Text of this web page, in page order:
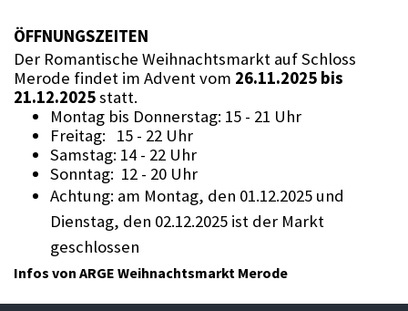
ÖFFNUNGSZEITEN
Der Romantische Weihnachtsmarkt auf Schloss
Merode findet im Advent vom 26.11.2025 bis
21.12.2025statt.
Montag bis Donnerstag: 15 - 21 Uhr
Freitag: 15 - 22 Uhr
Samstag: 14 - 22 Uhr
Sonntag: 12 - 20 Uhr
Achtung: am Montag, den 01.12.2025 und
Dienstag, den 02.12.2025 ist der Markt
geschlossen
Infos von ARGE Weihnachtsmarkt Merode